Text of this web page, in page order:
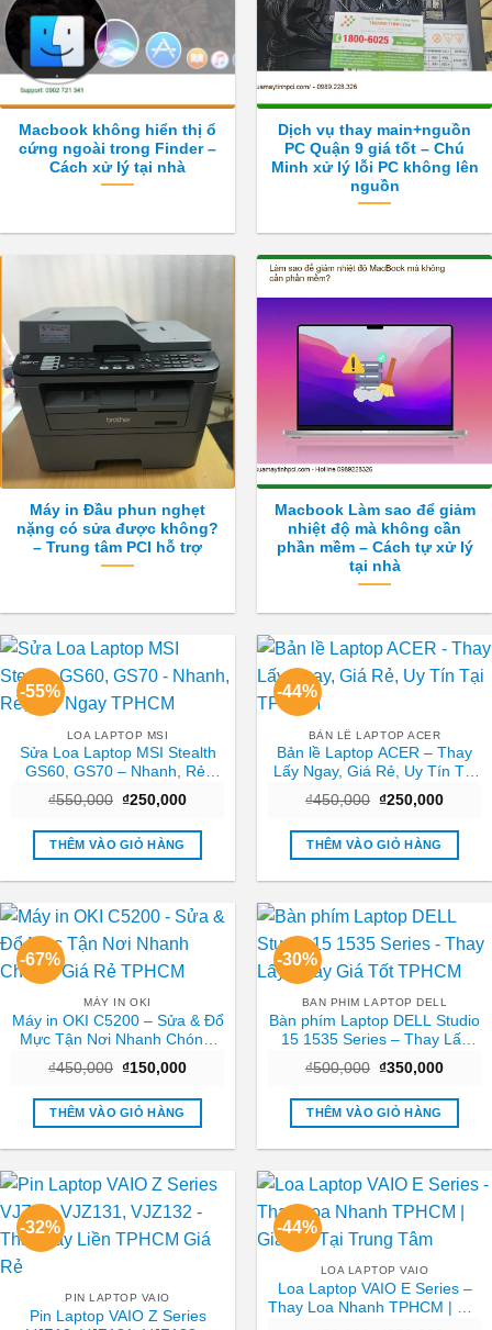
Macbook không hiển thị ổ
cứng ngoài trong Finder –
Cách xử lý tại nhà
Dịch vụ thay main+nguồn
PC Quận 9 giá tốt – Chú
Minh xử lý lỗi PC không lên
nguồn
Máy in Đầu phun nghẹt
nặng có sửa được không?
– Trung tâm PCI hỗ trợ
Macbook Làm sao để giảm
nhiệt độ mà không cần
phần mềm – Cách tự xử lý
tại nhà
-55%
LOA LAPTOP MSI
Sửa Loa Laptop MSI Stealth
GS60, GS70 – Nhanh, Rẻ,
₫550,000 Giá
là:
₫550,000.
₫250,000Giá
tại
₫250,000.
THÊM VÀO GIỎ HÀNG
-44%
BẢN LỀ LAPTOP ACER
Bản lề Laptop ACER – Thay
Lấy Ngay, Giá Rẻ, Uy Tín Tại
₫450,000 Giá
là:
₫450,000.
₫250,000Giá
tại
THÊM VÀO GIỎ HÀNG
-67%
MÁY IN OKI
Máy in OKI C5200 – Sửa & Đổ
Mực Tận Nơi Nhanh Chóng,
₫450,000 Giá
là:
₫450,000.
₫150,000Giá
tại
₫150,000.
THÊM VÀO GIỎ HÀNG
-30%
BAN PHIM LAPTOP DELL
Bàn phím Laptop DELL Studio
15 1535 Series – Thay Lấy
₫500,000 Giá
là:
₫500,000.
₫350,000Giá
tại
THÊM VÀO GIỎ HÀNG
-32%
PIN LAPTOP VAIO
Pin Laptop VAIO Z Series
-44%
LOA LAPTOP VAIO
Loa Laptop VAIO E Series –
Thay Loa Nhanh TPHCM | Giá